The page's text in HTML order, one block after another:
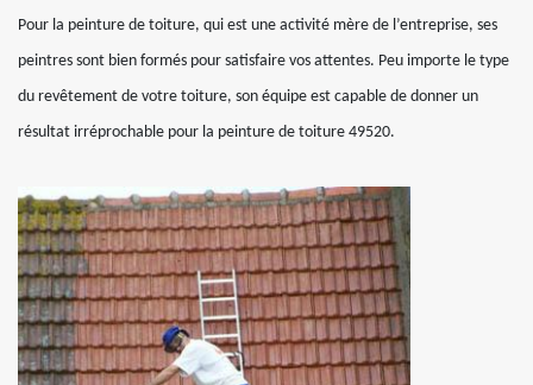
Pour la peinture de toiture, qui est une activité mère de l’entreprise, ses
peintres sont bien formés pour satisfaire vos attentes. Peu importe le type
du revêtement de votre toiture, son équipe est capable de donner un
résultat irréprochable pour la peinture de toiture 49520.